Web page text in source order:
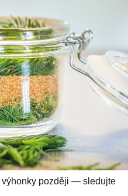
později — sledujte